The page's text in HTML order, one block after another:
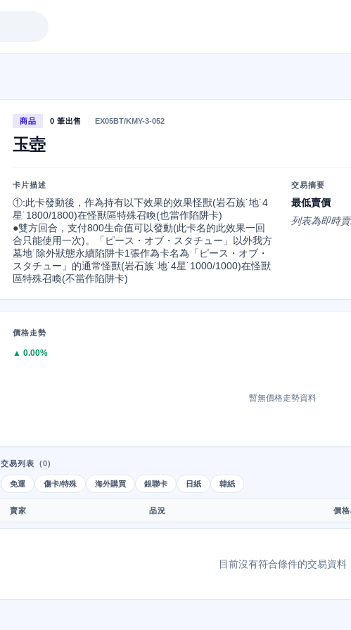
商品 0 筆出售 EX05BT/KMY-3-052
玉壺
卡片描述
①:此卡發動後，作為持有以下效果的效果怪獸(岩石族˙地˙4
星˙1800/1800)在怪獸區特殊召喚(也當作陷阱卡)
●雙方回合，支付800生命值可以發動(此卡名的此效果一回
合只能使用一次)。「ピース・オブ・スタチュー」以外我方
墓地˙除外狀態永續陷阱卡1張作為卡名為「ピース・オブ・
スタチュー」的通常怪獸(岩石族˙地˙4星˙1000/1000)在怪獸
區特殊召喚(不當作陷阱卡)
交易摘要
最低賣價
列表為即時
價格走勢
▲ 0.00%
暫無價格走勢資料
交易列表 (0)
免運 傷卡/特殊 海外購買 銀聯卡 日紙 韓紙
賣家 品況 價
目前沒有符合條件的交易資料